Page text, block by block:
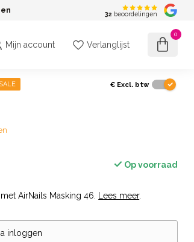
32 beoordelingen
Mijn account Verlanglijst
0
SALE € Excl. btw
Op voorraad
AirNails Masking 46. Lees meer.
inloggen